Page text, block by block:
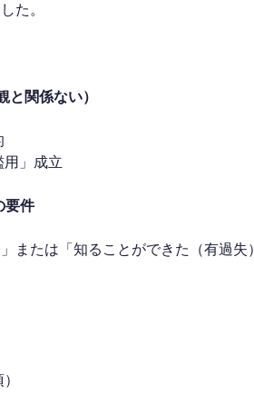
た。
関係ない）
」成立
要件
または「知ることができた（有過失